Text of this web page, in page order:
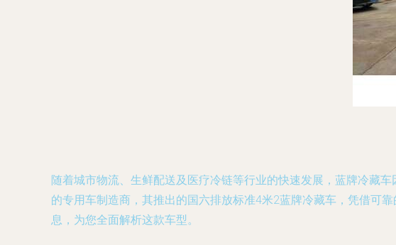
随着城市物流、生鲜配送及医疗冷链等行业的快速发展，蓝牌冷藏
的专用车制造商，其推出的国六排放标准4米2蓝牌冷藏车，凭借可
息，为您全面解析这款车型。